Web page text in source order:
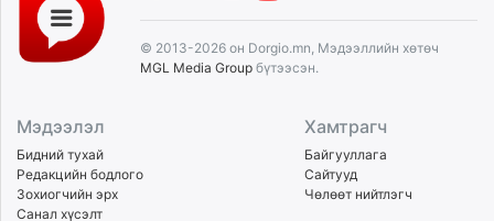
© 2013-2026 он Dorgio.mn, Мэдээллийн хөтөч
MGL Media Group бүтээсэн.
Мэдээлэл
Бидний тухай
Редакцийн бодлого
Зохиогчийн эрх
Санал хүсэлт
Хамтрагч
Байгууллага
Сайтууд
Чөлөөт нийтлэгч